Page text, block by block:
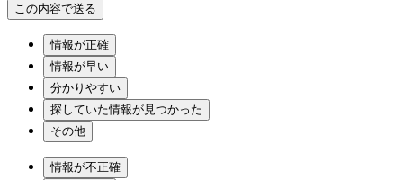
情報が正確
情報が早い
分かりやすい
探していた情報が見つかった
その他
情報が不正確